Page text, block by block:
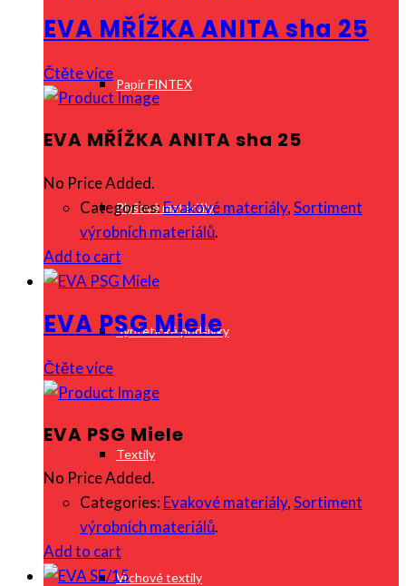
Papír FINTEX
Plyšové materiály
Syntetické podšívky
Textily
Vrchové textily
EVA MŘÍŽKA ANITA sha 25
Čtěte více
EVA MŘÍŽKA ANITA sha 25
No Price Added.
Categories:Evakové materiály,Sortiment
výrobních materiálů.
Add to cart
EVA PSG Miele
Čtěte více
EVA PSG Miele
No Price Added.
Categories:Evakové materiály,Sortiment
výrobních materiálů.
Add to cart